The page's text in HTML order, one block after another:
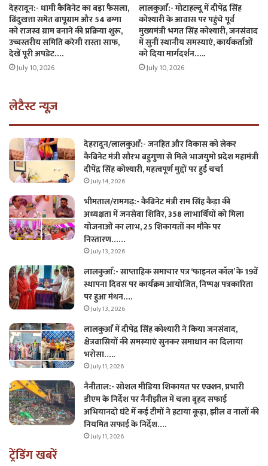
देहरादून:- धामी कैबिनेट का बड़ा फैसला,
बिंदुखत्ता समेत बापूग्राम और 54 बग्गा
को राजस्व ग्राम बनाने की प्रक्रिया शुरू,
उच्चस्तरीय समिति करेगी रास्ता साफ,
देखें पूरी अपडेट….
July 10, 2026
लालकुआँ:- मोटाहल्दू में दीपेंद्र सिंह
कोश्यारी के आवास पर पहुंचे पूर्व
मुख्यमंत्री भगत सिंह कोश्यारी, जनसंवाद
में सुनीं स्थानीय समस्याएं, कार्यकर्ताओं
को दिया मार्गदर्शन…..
July 10, 2026
लेटैस्ट न्यूज़
देहरादून/लालकुआँ:- जनहित और विकास को लेकर
कैबिनेट मंत्री सौरभ बहुगुणा से मिले भाजयुमो प्रदेश महामंत्री
दीपेंद्र सिंह कोश्यारी, महत्वपूर्ण मुद्दों पर हुई चर्चा
July 14, 2026
भीमताल/रामगढ़:- कैबिनेट मंत्री राम सिंह कैड़ा की
अध्यक्षता में जनसेवा शिविर, 358 लाभार्थियों को मिला
योजनाओं का लाभ, 25 शिकायतों का मौके पर
निस्तारण……
July 13, 2026
लालकुआँ:- साप्ताहिक समाचार पत्र ‘फाइनल कॉल’ के 19वें
स्थापना दिवस पर कार्यक्रम आयोजित, निष्पक्ष पत्रकारिता
पर हुआ मंथन….
July 13, 2026
लालकुआँ में दीपेंद्र सिंह कोश्यारी ने किया जनसंवाद,
क्षेत्रवासियों की समस्याएं सुनकर समाधान का दिलाया
भरोसा…..
July 11, 2026
नैनीताल:- सोशल मीडिया शिकायत पर एक्शन, प्रभारी
डीएम के निर्देश पर नैनीझील में चला बृहद सफाई
अभियानदो घंटे में कई टीमों ने हटाया कूड़ा, झील व नालों की
नियमित सफाई के निर्देश….
July 11, 2026
ट्रेंडिंग खबरें